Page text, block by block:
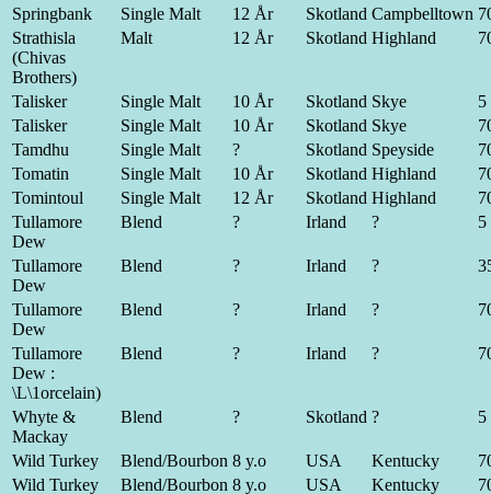
Springbank
Single Malt 12 År Skotland Campbelltown
Strathisla
(Chivas
Brothers)
Malt 12 År Skotland Highland
Talisker Single Malt 10 År Skotland Skye
5
Talisker
Single Malt 10 År Skotland Skye
Tamdhu
Single Malt ? Skotland Speyside
Tomatin
Single Malt 10 År Skotland Highland
Tomintoul
Single Malt 12 År Skotland Highland
Tullamore
Dew
Blend ? Irland ? 5
Tullamore
Dew
Blend ? Irland ?
Tullamore
Dew
Blend ? Irland ?
Tullamore
Dew :
\L\1orcelain)
Blend ? Irland ?
Whyte &
Mackay
Blend ? Skotland ? 5
Wild Turkey Blend/Bourbon 8 y.o USA Kentucky
Wild Turkey
Blend/Bourbon 8 y.o USA Kentucky